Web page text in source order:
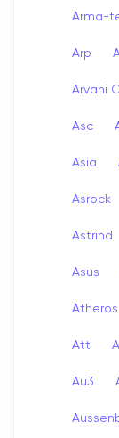
Arma-
Arp
Arvani
Asc
Asia
Asrock
Astrind
Asus
Atheros
Att
Au3